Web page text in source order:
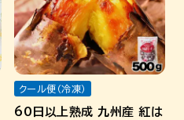
60日以上熟成 九州産 紅は
クール便（冷凍）